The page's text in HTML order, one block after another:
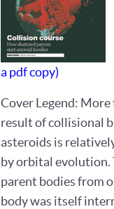
a pdf copy)
Cover Legend:
result of collisional
asteroids is
by orbital evolution.
parent bodies from
body was itself